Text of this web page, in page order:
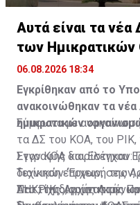
Αυτά είναι τα νέα
των
06.08.2026 18:34
Εγκρίθηκαν από το
ανακοινώθηκαν τα νέα
ημικρατικών
Σύμφωνα με
τα ΔΣ του ΚΟΑ, του
Εγγραφής και Ελέγχου
Τεχνικών ‘Έργων, της
ΑΗΚ, της Αρχής
Στον ΚΟΑ διορίστηκαν:
διοίκηση
Παττίχης, γυμναστής
Στο ΡΙΚ διορίστηκαν: